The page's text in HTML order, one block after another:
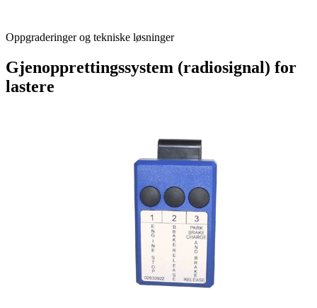
Oppgraderinger og tekniske løsninger
Gjenopprettingssystem (radiosignal) for
lastere